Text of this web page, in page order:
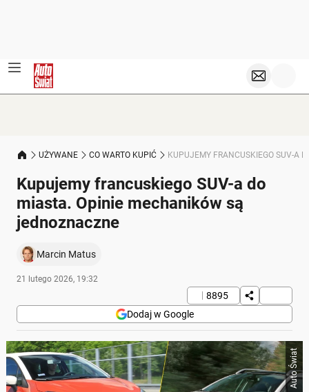
UŻYWANE CO WARTO KUPIĆ KUPUJEMY FRANCUSKIEGO SUV-A
Kupujemy francuskiego SUV-a do
miasta. Opinie mechaników są
jednoznaczne
Marcin Matus
21 lutego 2026, 19:32
8895
Dodaj w Google
Auto Świat